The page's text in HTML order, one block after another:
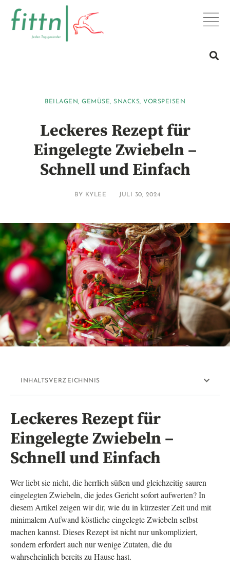
BEILAGEN, GEMÜSE, SNACKS, VORSPEISEN
Leckeres Rezept für
Eingelegte Zwiebeln –
Schnell und Einfach
BY KYLEE JULI 30, 2024
INHALTSVERZEICHNNIS
Leckeres Rezept für
Eingelegte Zwiebeln –
Schnell und Einfach
Wer liebt sie nicht, die herrlich süßen und gleichzeitig sauren
eingelegten Zwiebeln, die jedes Gericht sofort aufwerten? In
diesem Artikel zeigen wir dir, wie du in kürzester Zeit und mit
minimalem Aufwand köstliche eingelegte Zwiebeln selbst
machen kannst. Dieses Rezept ist nicht nur unkompliziert,
sondern erfordert auch nur wenige Zutaten, die du
wahrscheinlich bereits zu Hause hast.